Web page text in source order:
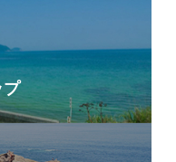
プ